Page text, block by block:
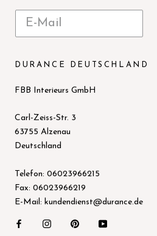
DURANCE DEUTSCHLAND
FBB Interieurs GmbH
Carl-Zeiss-Str. 3
63755 Alzenau
Deutschland
Telefon: 06023966215
Fax: 06023966219
E-Mail: kundendienst@durance.de